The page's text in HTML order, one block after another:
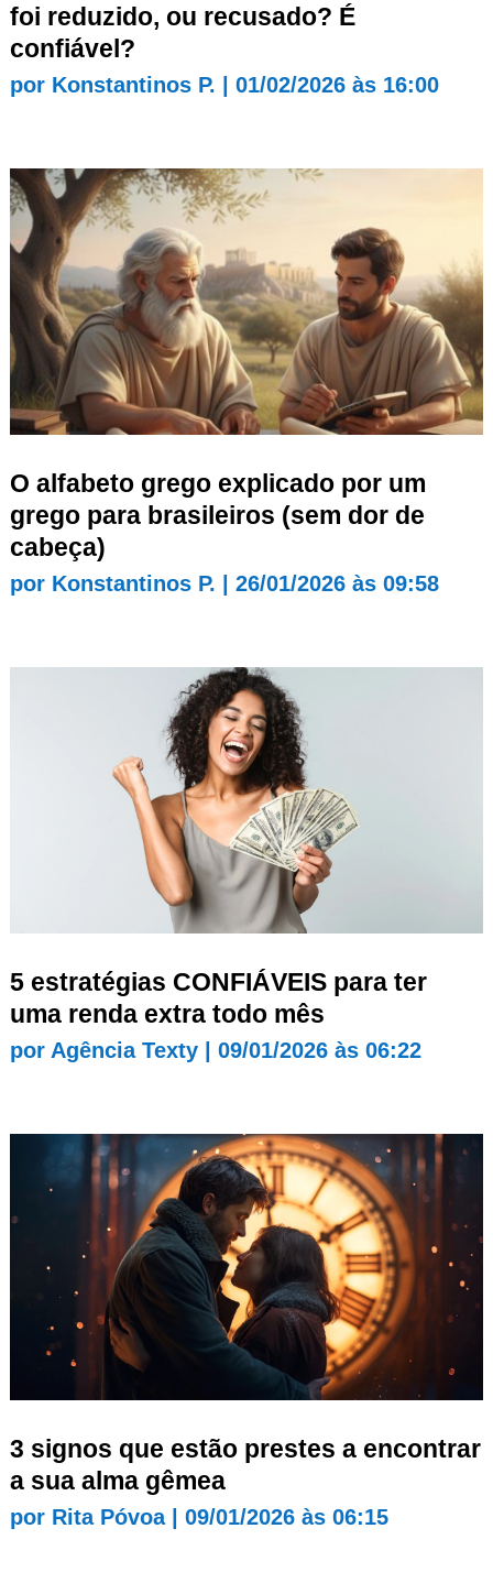
foi reduzido, ou recusado? É
confiável?
por Konstantinos P. 01/02/2026 às 16:00
O alfabeto grego explicado por um
grego para brasileiros (sem dor de
cabeça)
por Konstantinos P. 26/01/2026 às 09:58
5 estratégias CONFIÁVEIS para ter
uma renda extra todo mês
por Agência Texty| 09/01/2026 às 06:22
3 signos que estão prestes a encontrar
a sua alma gêmea
por Rita Póvoa| 09/01/2026 às 06:15